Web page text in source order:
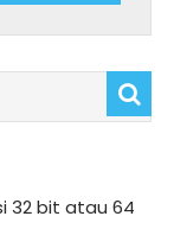
32 bit atau 64